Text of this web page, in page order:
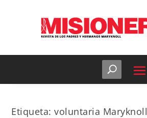
Etiqueta:voluntaria Maryknoll